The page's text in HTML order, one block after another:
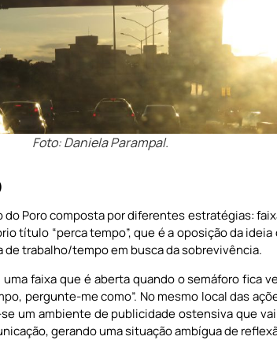
Foto: Daniela Parampal.
do Poro composta por diferentes estratégias:
título “perca tempo”, que é a oposição da
de trabalho/tempo em busca da sobrevivência.
faixa que é aberta quando o semáforo
pergunte-me como”. No mesmo local das
um ambiente de publicidade ostensiva que
gerando uma situação ambígua de